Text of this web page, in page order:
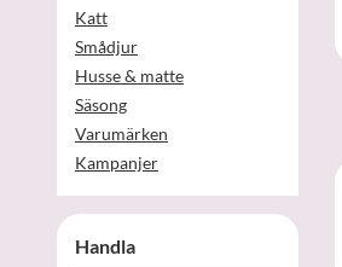
Katt
Smådjur
Husse & matte
Säsong
Varumärken
Kampanjer
Handla